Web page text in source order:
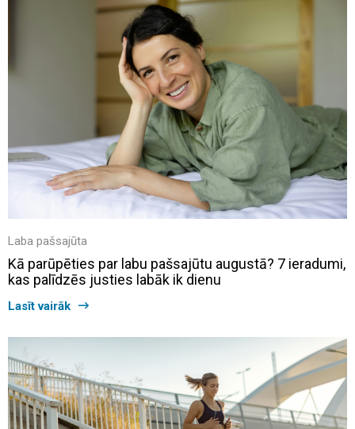
Laba pašsajūta
Kā parūpēties par labu pašsajūtu augustā? 7 ieradumi,
kas palīdzēs justies labāk ik dienu
Lasīt vairāk